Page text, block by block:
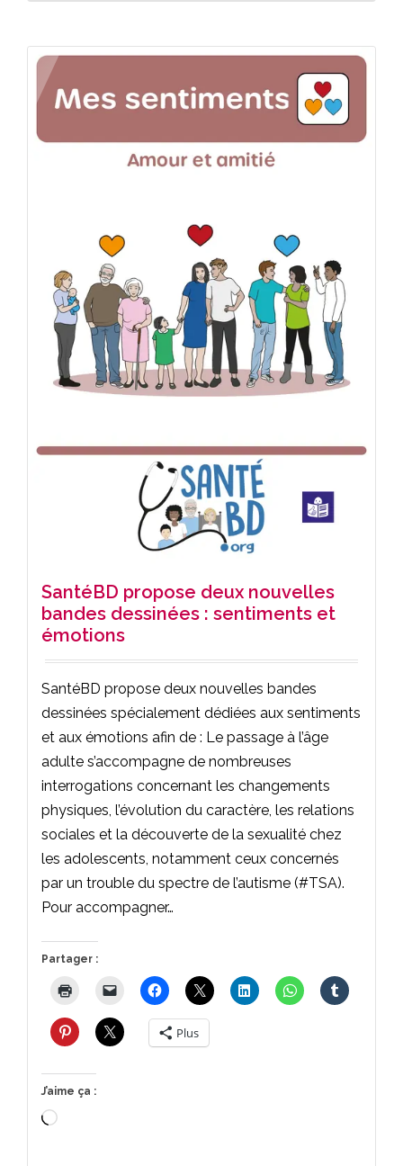
SantéBD propose deux nouvelles
bandes dessinées : sentiments et
émotions
SantéBD propose deux nouvelles bandes
dessinées spécialement dédiées aux sentiments
et aux émotions afin de : Le passage à l’âge
adulte s’accompagne de nombreuses
interrogations concernant les changements
physiques, l’évolution du caractère, les relations
sociales et la découverte de la sexualité chez
les adolescents, notamment ceux concernés
par un trouble du spectre de l’autisme (#TSA).
Pour accompagner…
Partager :
Plus
J’aime ça :
Chargement…